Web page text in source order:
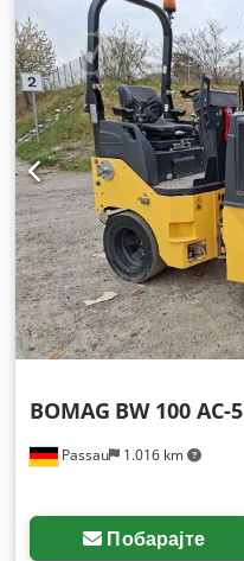
Passau 1.016 km
BOMAG BW 100 AC-5
Побарајте